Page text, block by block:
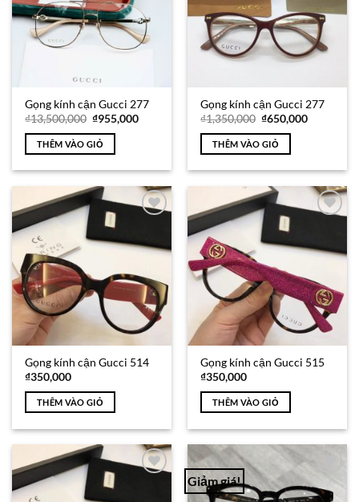
Gọng kính cận Gucci 277
₫13,500,000 Giá
là:
₫13,500,000.
₫955,000Giá
THÊM VÀO GIỎ
Gọng kính cận Gucci 277
₫1,350,000 Giá
là:
₫1,350,000.
₫650,000Giá
THÊM VÀO GIỎ
Gọng kính cận Gucci 514
₫350,000
THÊM VÀO GIỎ
Gọng kính cận Gucci 515
₫350,000
THÊM VÀO GIỎ
Giảm giá!
Add to
Wishlist